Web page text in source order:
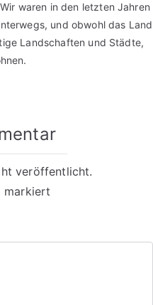
waren in den letzten Jahren
und obwohl das Land
Landschaften und Städte,
veröffentlicht.
markiert